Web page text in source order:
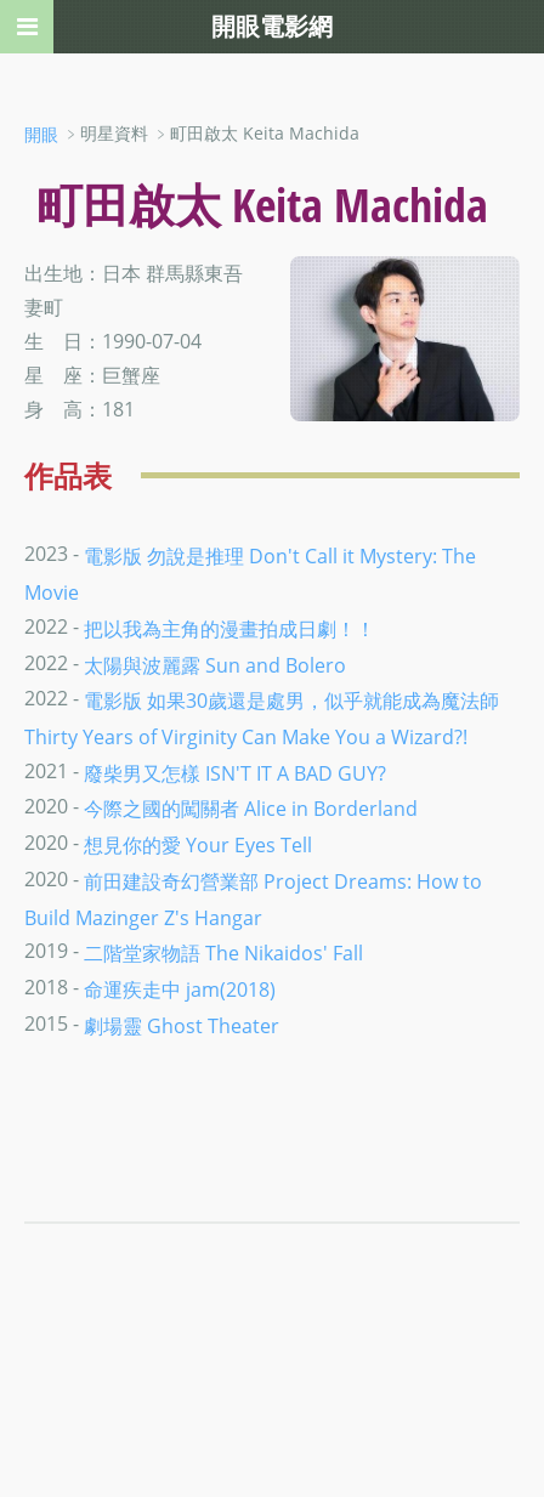
開眼 ﹥明星資料 ﹥町田啟太 Keita Machida
町田啟太 Keita Machida
出生地：日本 群馬縣東吾
妻町
生 日：1990-07-04
星 座：巨蟹座
身 高：181
作品表
2023 - 電影版 勿說是推理 Don't Call it Mystery: The
Movie
2022 -把以我為主角的漫畫拍成日劇！！
2022 - 太陽與波麗露 Sun and Bolero
2022 - 電影版 如果30歲還是處男，似乎就能成為魔法師
Thirty Years of Virginity Can Make You a Wizard?!
2021 - 廢柴男又怎樣 ISN'T IT A BAD GUY?
2020 -今際之國的闖關者 Alice in Borderland
2020 -想見你的愛 Your Eyes Tell
2020 -前田建設奇幻營業部 Project Dreams: How to
Build Mazinger Z's Hangar
2019 -二階堂家物語 The Nikaidos' Fall
2018 -命運疾走中 jam(2018)
2015 - 劇場靈 Ghost Theater
開眼電影網